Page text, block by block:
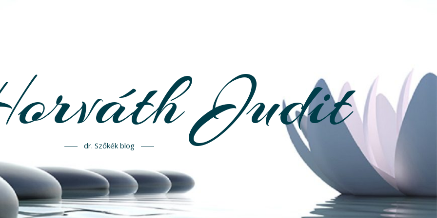
Judit
dr. Szőkék blog